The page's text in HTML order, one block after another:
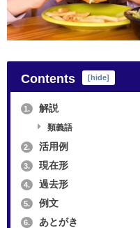
Contents [hide]
1. 解説
類義語
2. 活用例
3. 現在形
4. 過去形
5. 例文
6. あとがき